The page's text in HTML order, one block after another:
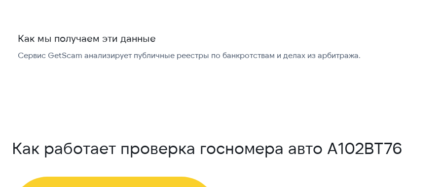
Как мы получаем эти данные
Сервис GetScam анализирует публичные реестры по банкротствам и делах из арбитража.
Как работает проверка госномера авто А102ВТ76